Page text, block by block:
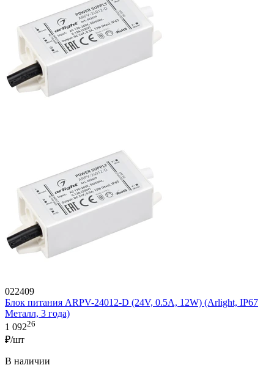
022409
Блок питания ARPV-24012-D (24V, 0.5A, 12W) (Arlight, IP67
Металл, 3 года)
1 09226
₽/шт
В наличии